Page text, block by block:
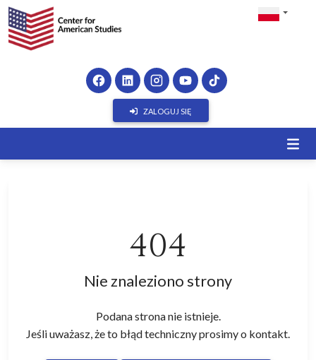
ZALOGUJ SIĘ
404
Nie znaleziono strony
Podana strona nie istnieje.
Jeśli uważasz, że to błąd techniczny prosimy o kontakt.